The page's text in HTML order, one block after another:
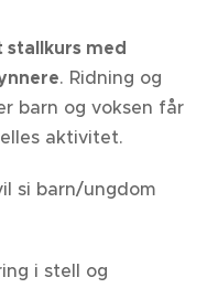
med
. Ridning og
barn og voksen får
aktivitet.
si barn/ungdom
i stell og